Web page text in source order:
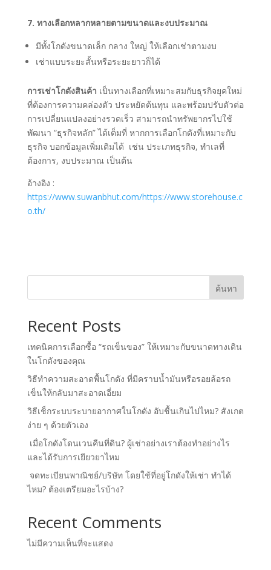
7. ทางเลือกหลากหลายตามขนาดและงบประมาณ
มีทั้งโกดังขนาดเล็ก กลาง ใหญ่ ให้เลือกเช่าตามงบ
เช่าแบบระยะสั้นหรือระยะยาวก็ได้
การเช่าโกดังสินค้า เป็นทางเลือกที่เหมาะสมกับธุรกิจยุคใหม่
ที่ต้องการความคล่องตัว ประหยัดต้นทุน และพร้อมปรับตัวต่อ
การเปลี่ยนแปลงอย่างรวดเร็ว สามารถนำทรัพยากรไปใช้
พัฒนา “ธุรกิจหลัก” ได้เต็มที่ หากการเลือกโกดังที่เหมาะกับ
ธุรกิจ บอกข้อมูลเพิ่มเติมได้ เช่น ประเภทธุรกิจ, ทำเลที่
ต้องการ, งบประมาณ เป็นต้น
อ้างอิง :
https://www.suwanbhut.com/https://www.storehouse.c
o.th/
ค้นหา
Recent Posts
เทคนิคการเลือกซื้อ “รถเข็นของ” ให้เหมาะกับขนาดทางเดิน
ในโกดังของคุณ
วิธีทำความสะอาดพื้นโกดัง ที่มีคราบน้ำมันหรือรอยล้อรถ
เข็นให้กลับมาสะอาดเอี่ยม
วิธีเช็กระบบระบายอากาศในโกดัง อับชื้นเกินไปไหม? สังเกต
ง่าย ๆ ด้วยตัวเอง
เมื่อโกดังโดนเวนคืนที่ดิน? ผู้เช่าอย่างเราต้องทำอย่างไร
และได้รับการเยียวยาไหม
จดทะเบียนพาณิชย์/บริษัท โดยใช้ที่อยู่โกดังให้เช่า ทำได้
ไหม? ต้องเตรียมอะไรบ้าง?
Recent Comments
ไม่มีความเห็นที่จะแสดง